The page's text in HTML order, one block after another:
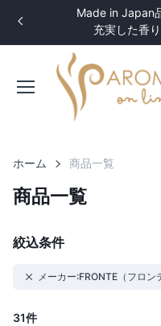
Made in Japan
充実した香
ホーム 商品一覧
商品一覧
絞込条件
メーカー:FRONTE（フロン
31件